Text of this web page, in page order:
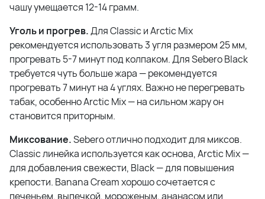
чашу умещается 12-14 грамм.
Уголь и прогрев.Для Classic и Arctic Mix
рекомендуется использовать 3 угля размером 25 мм,
прогревать 5-7 минут под колпаком. Для Sebero Black
требуется чуть больше жара — рекомендуется
прогревать 7 минут на 4 углях. Важно не перегревать
табак, особенно Arctic Mix — на сильном жару он
становится приторным.
Миксование.Sebero отлично подходит для миксов.
Classic линейка используется как основа, Arctic Mix —
для добавления свежести, Black — для повышения
крепости. Banana Cream хорошо сочетается с
печеньем, выпечкой, мороженым, ананасом или